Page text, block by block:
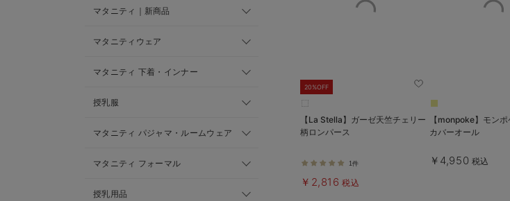
マタニティ｜新商品
マタニティウェア
マタニティ 下着・インナー
授乳服
マタニティ パジャマ・ルームウェア
マタニティ フォーマル
授乳用品
20%OFF
【La Stella】ガーゼ天竺チェリー
柄ロンパース
1件
￥2,816 税込
【monpoke】モン
カバーオール
￥4,950 税込